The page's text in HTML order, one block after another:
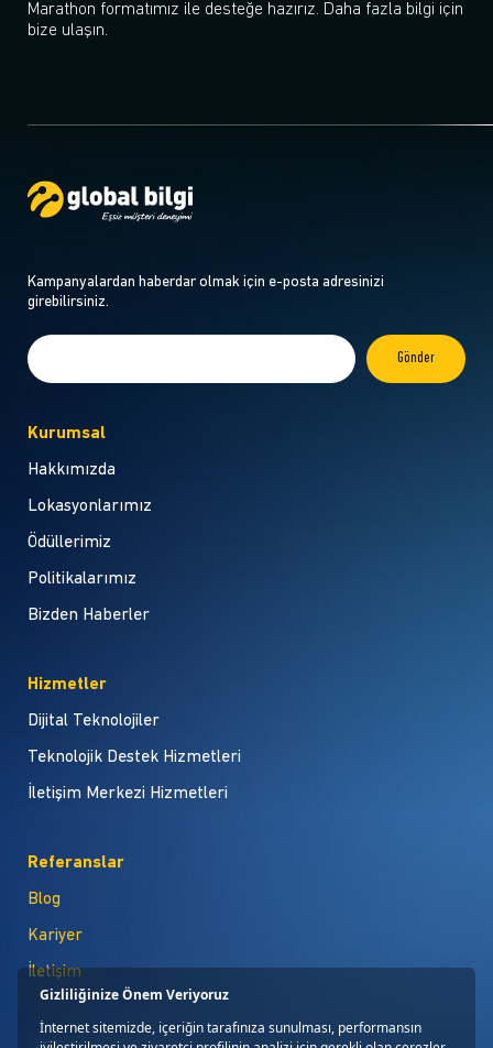
Marathon formatımız ile desteğe hazırız. Daha fazla bilgi için
bize ulaşın.
Kampanyalardan haberdar olmak için e-posta adresinizi
girebilirsiniz.
Kurumsal
Hakkımızda
Lokasyonlarımız
Ödüllerimiz
Politikalarımız
Bizden Haberler
Hizmetler
Dijital Teknolojiler
Teknolojik Destek Hizmetleri
İletişim Merkezi Hizmetleri
Referanslar
Blog
Kariyer
İletişim